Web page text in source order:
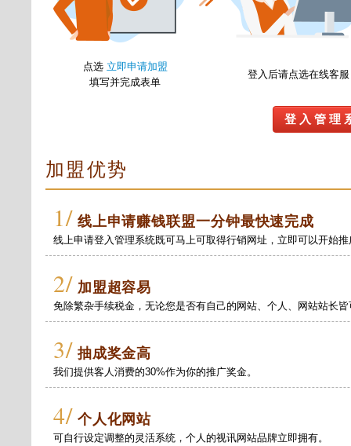
点选 立即申请加盟
填写并完成表单
登入后请点选在线客服
登 入 管 理
加盟优势
1/ 线上申请赚钱联盟一分钟最快速完成
线上申请登入管理系统既可马上可取得行销网址，立即可以开始
2/ 加盟超容易
免除繁杂手续税金，无论您是否有自己的网站、个人、网站站长
3/ 抽成奖金高
我们提供客人消费的30%作为你的推广奖金。
4/ 个人化网站
可自行设定调整的灵活系统，个人的视讯网站品牌立即拥有。